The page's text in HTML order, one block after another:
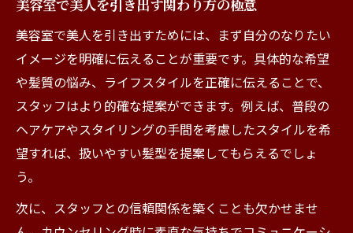
美容室で美人を引き出す関わり方の極意
美容室で美人を引き出すためには、まず自分のなりたい
イメージを明確に伝えることが重要です。具体的な希望
や髪質の悩み、ライフスタイルを正確に伝えることで、
スタッフはより的確な提案ができます。例えば、普段の
ヘアケアやスタイリングの手間を考慮したスタイルを希
望すれば、扱いやすい髪型を提案してもらえるでしょ
う。
次に、スタッフとの信頼関係を築くことも欠かせませ